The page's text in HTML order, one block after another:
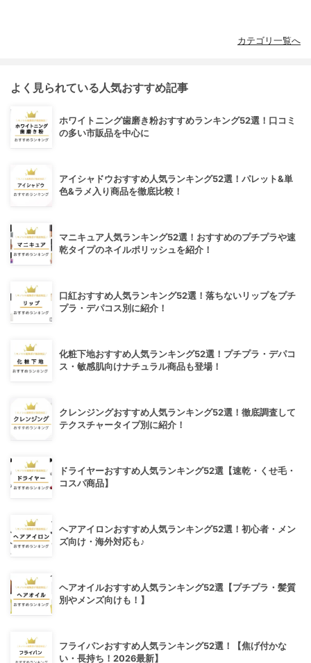
カテゴリ一覧へ
よく見られている人気おすすめ記事
ホワイトニング歯磨き粉おすすめランキング52選！口コミ
の多い市販品を中心に
アイシャドウおすすめ人気ランキング52選！パレット&単
色&ラメ入り商品を徹底比較！
マニキュア人気ランキング52選！おすすめのプチプラや速
乾タイプのネイルポリッシュを紹介！
口紅おすすめ人気ランキング52選！落ちないリップをプチ
プラ・デパコス別に紹介！
化粧下地おすすめ人気ランキング52選！プチプラ・デパコ
ス・敏感肌向けナチュラル商品も登場！
クレンジングおすすめ人気ランキング52選！徹底調査して
テクスチャータイプ別に紹介！
ドライヤーおすすめ人気ランキング52選【速乾・くせ毛・
コスパ商品】
ヘアアイロンおすすめ人気ランキング52選！初心者・メン
ズ向け・海外対応も♪
ヘアオイルおすすめ人気ランキング52選【プチプラ・髪質
別やメンズ向けも！】
フライパンおすすめ人気ランキング52選！【焦げ付かな
い・長持ち！2026最新】